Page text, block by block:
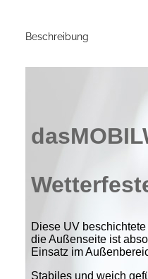
Beschreibung